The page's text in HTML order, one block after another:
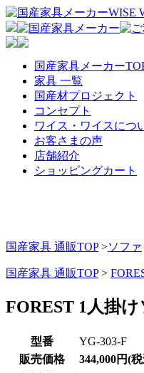
国産家具メーカー
家具 一覧
国産材プロジェクト
コンセプト
ワイス・ワイスにつ
お客さまの声
店舗紹介
ショッピングカート
国産家具 通販TOP >ソファ
国産家具 通販TOP >
FOREST 1人掛
型番
YG-303-F
販売価格
344,000円(